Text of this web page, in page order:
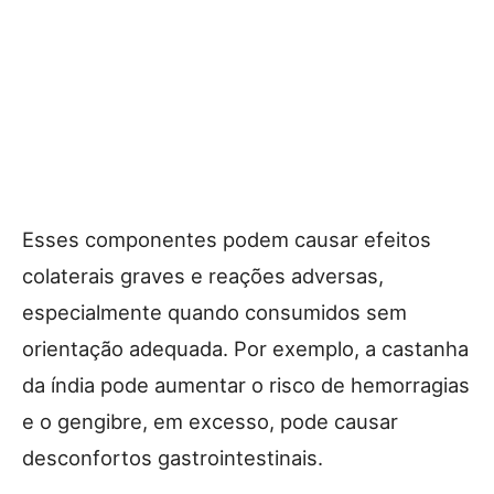
Esses componentes podem causar efeitos
colaterais graves e reações adversas,
especialmente quando consumidos sem
orientação adequada. Por exemplo, a castanha
da índia pode aumentar o risco de hemorragias
e o gengibre, em excesso, pode causar
desconfortos gastrointestinais.